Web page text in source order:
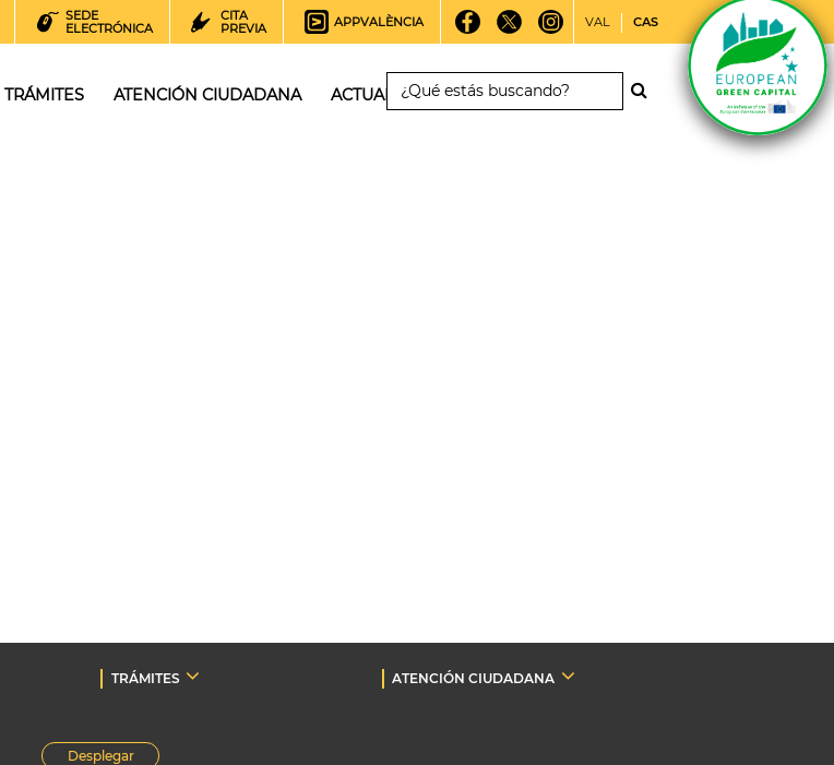
SEDE
ELECTRÓNICA
CITA
PREVIA
APPVALÈNCIA VAL CAS
TRÁMITES ATENCIÓN CIUDADANA ACTUALIDAD
TRÁMITES
ATENCIÓN CIUDADANA
Desplegar